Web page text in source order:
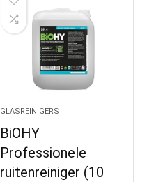
GLASREINIGERS
BiOHY
Professionele
ruitenreiniger (10